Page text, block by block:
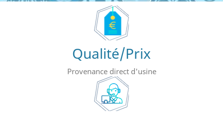
Qualité/Prix
Provenance direct d'usine